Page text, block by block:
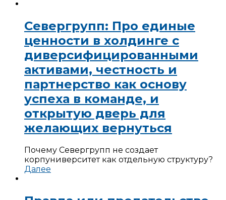
Севергрупп: Про единые
ценности в холдинге с
диверсифицированными
активами, честность и
партнерство как основу
успеха в команде, и
открытую дверь для
желающих вернуться
Почему Севергрупп не создает
корпуниверситет как отдельную структуру?
Далее